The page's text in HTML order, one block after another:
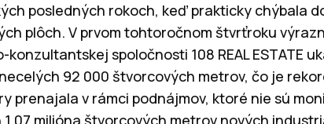
posledných rokoch, keď prakticky chýbala
plôch. V prvom tohtoročnom štvrťroku
konzultantskej spoločnosti 108 REAL ESTATE
92 000 štvorcových metrov, čo je
prenajala v rámci podnájmov, ktoré nie sú
milióna štvorcových metrov nových